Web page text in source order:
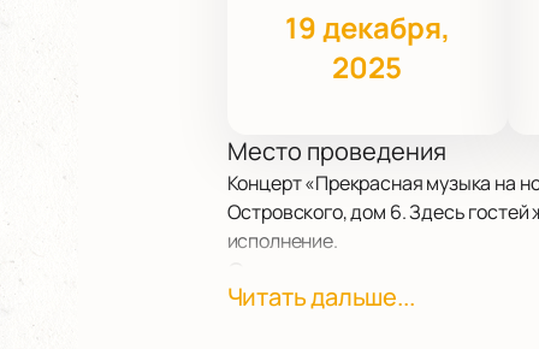
19 декабря,
2025
Место проведения
Концерт «Прекрасная музыка на
Островского, дом 6. Здесь
исполнение.
На Новой сцене выступит
Читать дальше...